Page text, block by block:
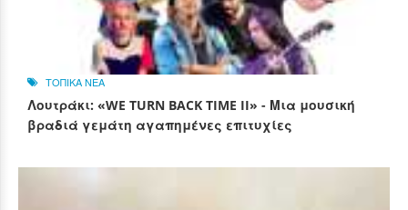
ΤΟΠΙΚΑ ΝΕΑ
Λουτράκι: «WE TURN BACK TIME II» - Μια μουσική
βραδιά γεμάτη αγαπημένες επιτυχίες